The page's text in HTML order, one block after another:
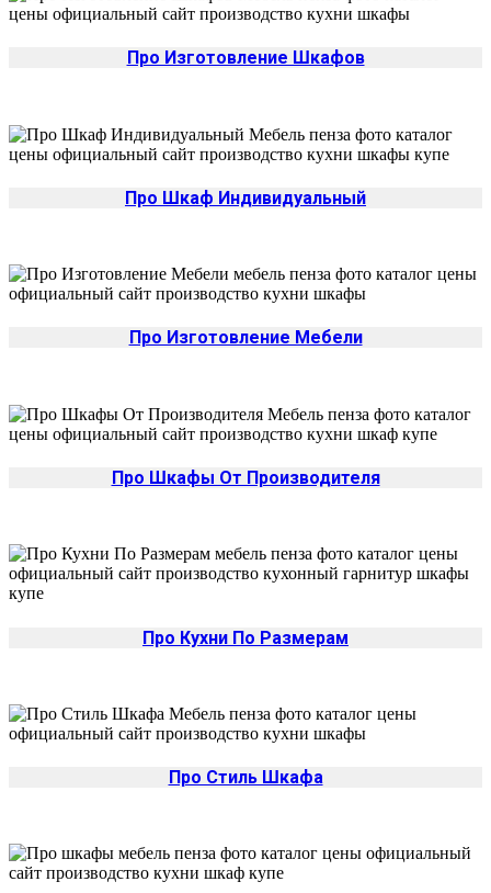
Про Изготовление Шкафов
Про Шкаф Индивидуальный
Про Изготовление Мебели
Про Шкафы От Производителя
Про Кухни По Размерам
Про Стиль Шкафа